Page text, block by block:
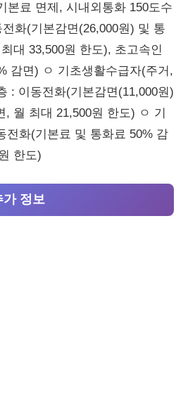
본료 면제, 시내외통화 150도수
화(기본감면(26,000원) 및 통
대 33,500원 한도), 초고속인
감면) ㅇ 기초생활수급자(주거,
: 이동전화(기본감면(11,000원)
, 월 최대 21,500원 한도) ㅇ 기
전화(기본료 및 통화료 50% 감
한도)
가 정보